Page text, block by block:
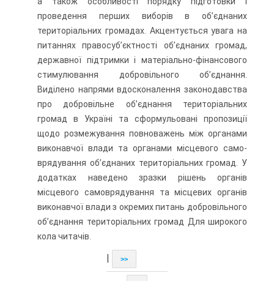
проведення перших виборів в об’єднаних
територіальних громадах. Акцентується увага на
пи­таннях правосуб’єктності об’єднаних громад,
державної підтримки і матері­ально-фінансового
стимулювання добровільного об’єднання.
Виділено на­прями вдосконалення законодавства
про добровільне об’єднання територі­альних
громад в Україні та сформульовані пропозиції
щодо розмежування повноважень між органами
виконавчої влади та органами місцевого само­
врядування об’єднаних територіальних громад. У
додатках наведено зразки рішень органів
місцевого самоврядування та місцевих органів
виконавчої влади з окремих питань добровільного
об’єднання територіальних громад Для широкого
кола читачів.
>>